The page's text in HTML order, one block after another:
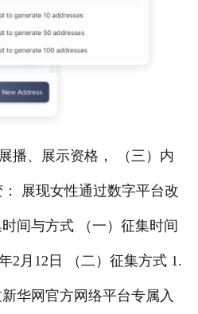
播、展示资格， （三）内
展现女性通过数字平台改
间与方式 （一）征集时间
2月12日 （二）征集方式 1.
华网官方网络平台专属入